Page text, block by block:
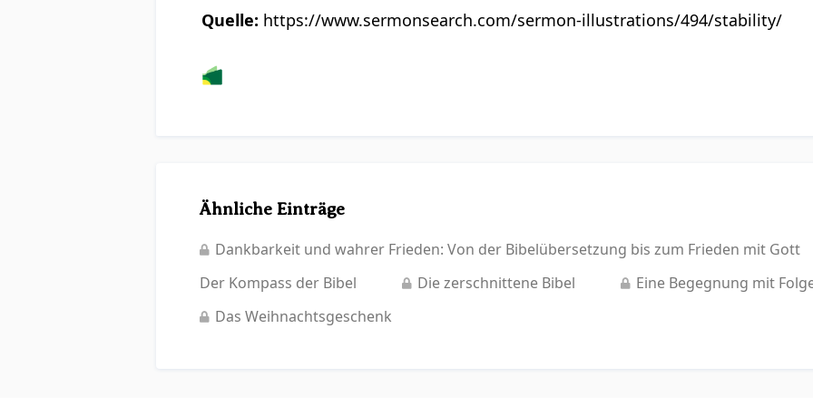
Quelle: https://www.sermonsearch.com/sermon-illustrations/494/stability/
Ähnliche Einträge
Dankbarkeit und wahrer Frieden: Von der Bibelübersetzung bis zum Frieden mit Gott
Der Kompass der Bibel
Die zerschnittene Bibel
Eine Begegnung mit
Das Weihnachtsgeschenk